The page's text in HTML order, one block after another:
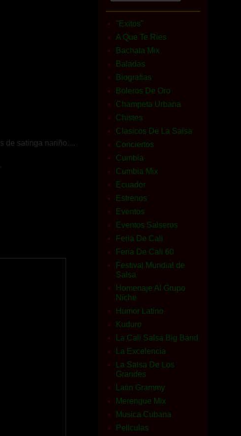
de satinga nariño....
"Exitos"
A Que Te Ries
Bachata Mix
Baladas
Biografias
Boleros De Oro
Champeta Urbana
Chistes
Clasicos De La Salsa
Conciertos
Cumbia
Cumbia Mix
Ecuador
Estrenos
Eventos
Eventos Salseros
Feria De Cali
Feria De Cali 60
Festival Mundial de
Salsa
Homenaje Al Grupo
Niche
Humor Latino
Kuduro
La Cali Salsa Big Band
La Excelencia
La Salsa De Los
Grandes
Latin Grammy
Merengue Mix
Musica Cubana
Peliculas